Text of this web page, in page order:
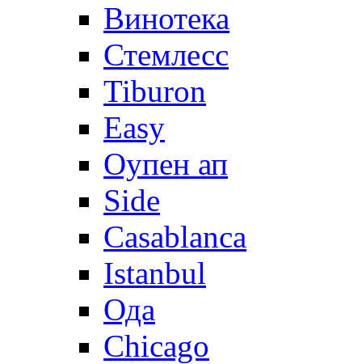
Винотека
Стемлесс
Tiburon
Easy
Оупен ап
Side
Casablanca
Istanbul
Ода
Chicago